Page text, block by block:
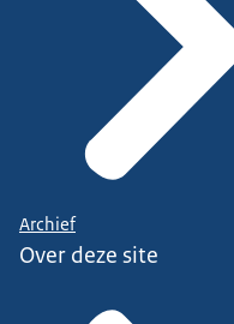
Archief
Over deze site